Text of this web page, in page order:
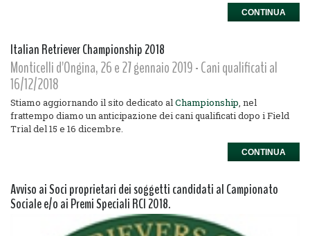
CONTINUA
Italian Retriever Championship 2018
Monticelli d'Ongina, 26 e 27 gennaio 2019 - Cani qualificati al
16/12/2018
Stiamo aggiornando il sito dedicato alChampionship, nel
frattempo diamo un anticipazione dei cani qualificati dopo i Field
Trial del 15 e 16 dicembre.
CONTINUA
Avviso ai Soci proprietari dei soggetti candidati al Campionato
Sociale e/o ai Premi Speciali RCI 2018.